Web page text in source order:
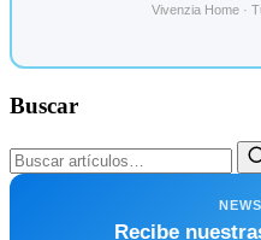
Vivenzia Home ·
Buscar
Recibe